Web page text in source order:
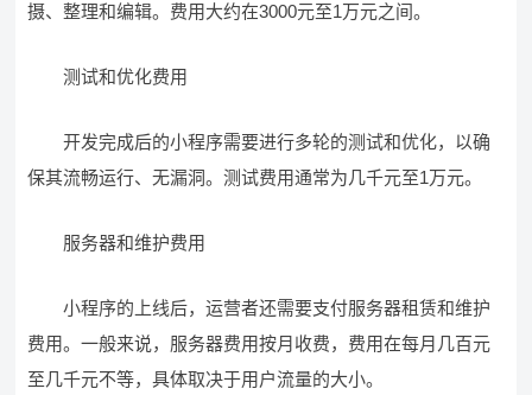
摄、整理和编辑。费用大约在3000元至1万元之间。
测试和优化费用
开发完成后的小程序需要进行多轮的测试和优化，以确
保其流畅运行、无漏洞。测试费用通常为几千元至1万元。
服务器和维护费用
小程序的上线后，运营者还需要支付服务器租赁和维护
费用。一般来说，服务器费用按月收费，费用在每月几百元
至几千元不等，具体取决于用户流量的大小。